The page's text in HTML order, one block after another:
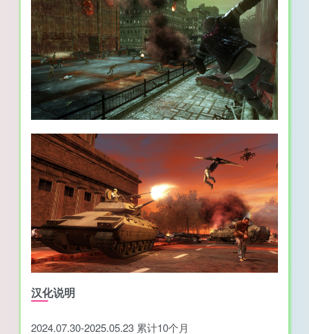
汉化说明
2024.07.30-2025.05.23 累计10个月